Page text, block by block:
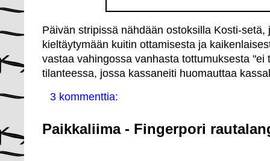
Päivän stripissä nähdään ostoksilla Kosti-setä,
kieltäytymään kuitin ottamisesta ja
vastaa vahingossa vanhasta tottumuksesta "ei
tilanteessa, jossa kassaneiti huomauttaa
3 kommenttia:
Paikkaliima - Fingerpori